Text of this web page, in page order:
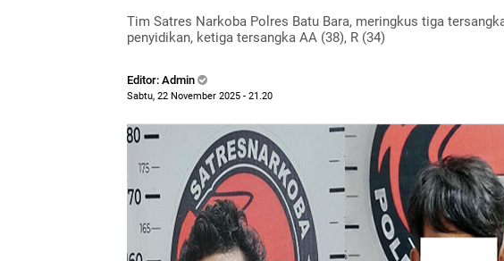
Tim Satres Narkoba Polres Batu Bara, meringkus tiga
penyidikan, ketiga tersangka AA (38), R (34)
Editor: Admin
Sabtu, 22 November 2025 - 21.20